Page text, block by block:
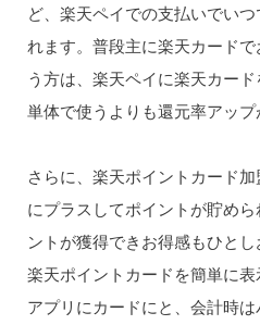
ど、楽天ペイでの支払いでい
れます。普段主に楽天カード
う方は、楽天ペイに楽天カー
単体で使うよりも還元率アップ
さらに、楽天ポイントカード
にプラスしてポイントが貯め
ントが獲得できお得感もひと
楽天ポイントカードを簡単に表
アプリにカードにと、会計時